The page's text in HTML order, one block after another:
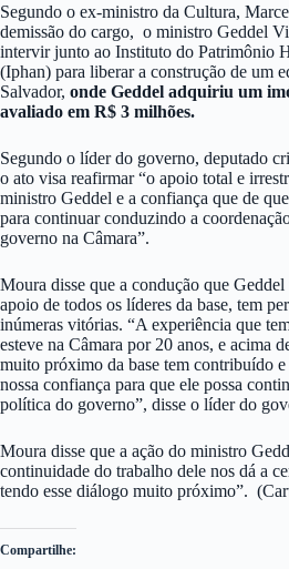
Segundo o ex-ministro da Cultura,
demissão do cargo, o ministro Geddel
intervir junto ao Instituto do Patrimônio
(Iphan) para liberar a construção de um
Salvador, onde Geddel adquiriu um
avaliado em R$ 3 milhões.
Segundo o líder do governo, deputado
o ato visa reafirmar “o apoio total e
ministro Geddel e a confiança que de
para continuar conduzindo a
governo na Câmara”.
Moura disse que a condução que
apoio de todos os líderes da base, tem
inúmeras vitórias. “A experiência que
esteve na Câmara por 20 anos, e acima
muito próximo da base tem contribuído
nossa confiança para que ele possa
política do governo”, disse o líder do
Moura disse que a ação do ministro
continuidade do trabalho dele nos dá a
tendo esse diálogo muito próximo”.
Compartilhe: